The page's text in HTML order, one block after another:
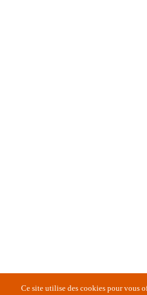
Ce site utilise des cookies pour vous